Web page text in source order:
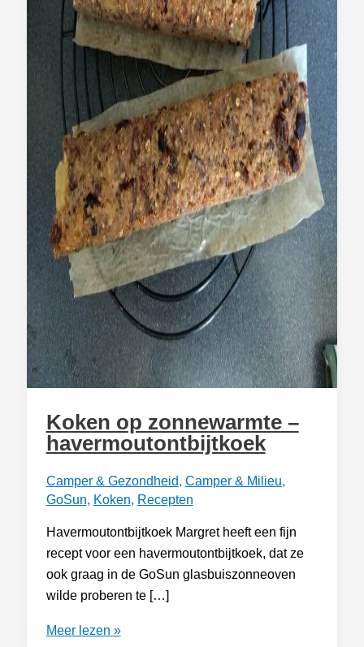
Koken op zonnewarmte –
havermoutontbijtkoek
Camper & Gezondheid, Camper & Milieu,
GoSun, Koken, Recepten
Havermoutontbijtkoek Margret heeft een fijn
recept voor een havermoutontbijtkoek, dat ze
ook graag in de GoSun glasbuiszonneoven
wilde proberen te […]
Koken
Meer lezen »